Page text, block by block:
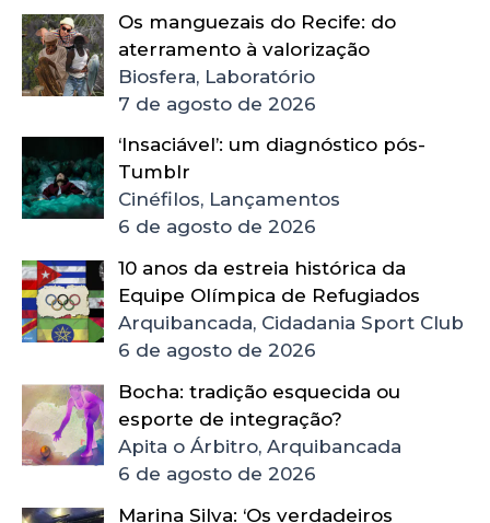
Os manguezais do Recife: do
aterramento à valorização
Biosfera, Laboratório
7 de agosto de 2026
‘Insaciável’: um diagnóstico pós-
Tumblr
Cinéfilos, Lançamentos
6 de agosto de 2026
10 anos da estreia histórica da
Equipe Olímpica de Refugiados
Arquibancada, Cidadania Sport Club
6 de agosto de 2026
Bocha: tradição esquecida ou
esporte de integração?
Apita o Árbitro, Arquibancada
6 de agosto de 2026
Marina Silva: ‘Os verdadeiros